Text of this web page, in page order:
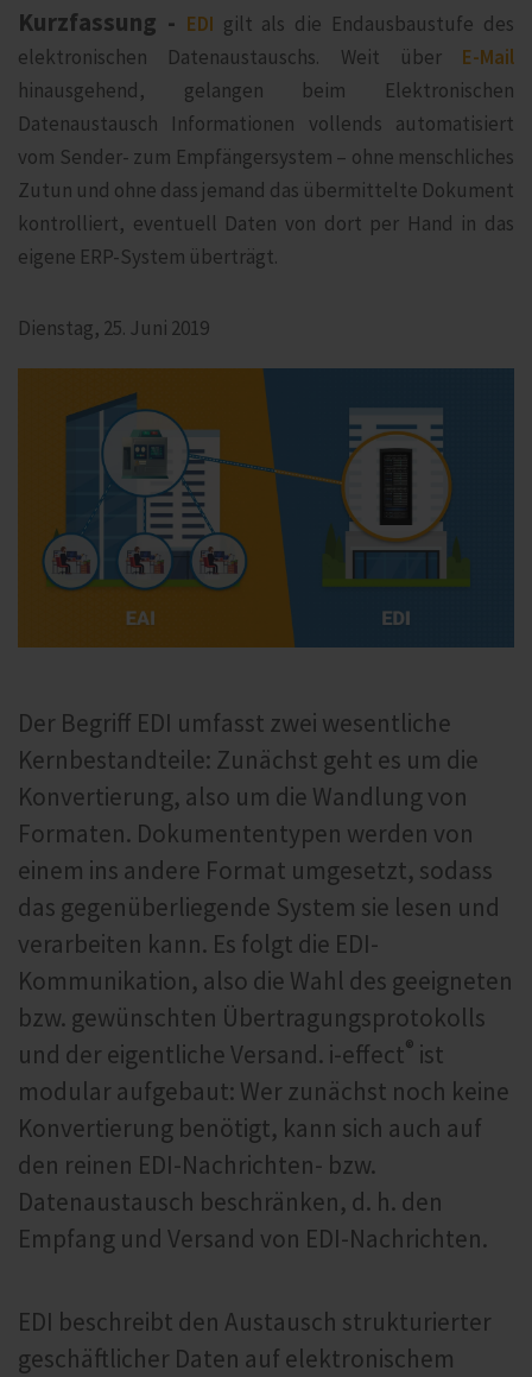
Kurzfassung - EDI gilt als die Endausbaustufe des
elektronischen Datenaustauschs. Weit über E-Mail
hinausgehend, gelangen beim Elektronischen
Datenaustausch Informationen vollends automatisiert
vom Sender- zum Empfängersystem – ohne menschliches
Zutun und ohne dass jemand das übermittelte Dokument
kontrolliert, eventuell Daten von dort per Hand in das
eigene ERP-System überträgt.
Dienstag, 25. Juni 2019
Der Begriff EDI umfasst zwei wesentliche
Kernbestandteile: Zunächst geht es um die
Konvertierung, also um die Wandlung von
Formaten. Dokumententypen werden von
einem ins andere Format umgesetzt, sodass
das gegenüberliegende System sie lesen und
verarbeiten kann. Es folgt die EDI-
Kommunikation, also die Wahl des geeigneten
bzw. gewünschten Übertragungsprotokolls
und der eigentliche Versand. i‑effect® ist
modular aufgebaut: Wer zunächst noch keine
Konvertierung benötigt, kann sich auch auf
den reinen EDI-Nachrichten- bzw.
Datenaustausch beschränken, d. h. den
Empfang und Versand von EDI-Nachrichten.
EDI beschreibt den Austausch strukturierter
geschäftlicher Daten auf elektronischem